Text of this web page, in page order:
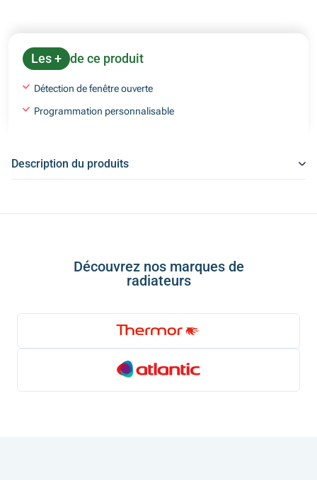
Les + de ce produit
Détection de fenêtre ouverte
Programmation personnalisable
Description du produits
Découvrez nos marques de
radiateurs